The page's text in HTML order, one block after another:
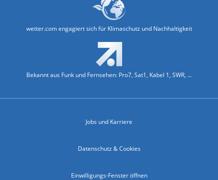
wetter.com engagiert sich für Klimaschutz und Nachhaltigkeit
Bekannt aus Funk und Fernsehen: Pro7, Sat1, Kabel 1, SWR, ...
Jobs und Karriere
Datenschutz & Cookies
Einwilligungs-Fenster öffnen